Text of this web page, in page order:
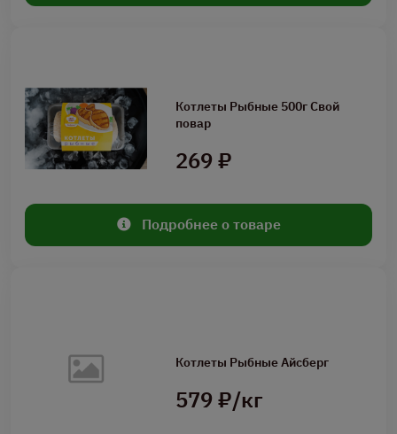
Котлеты Рыбные 500г Свой
повар
269 ₽
Подробнее о товаре
Котлеты Рыбные Айсберг
579 ₽/кг